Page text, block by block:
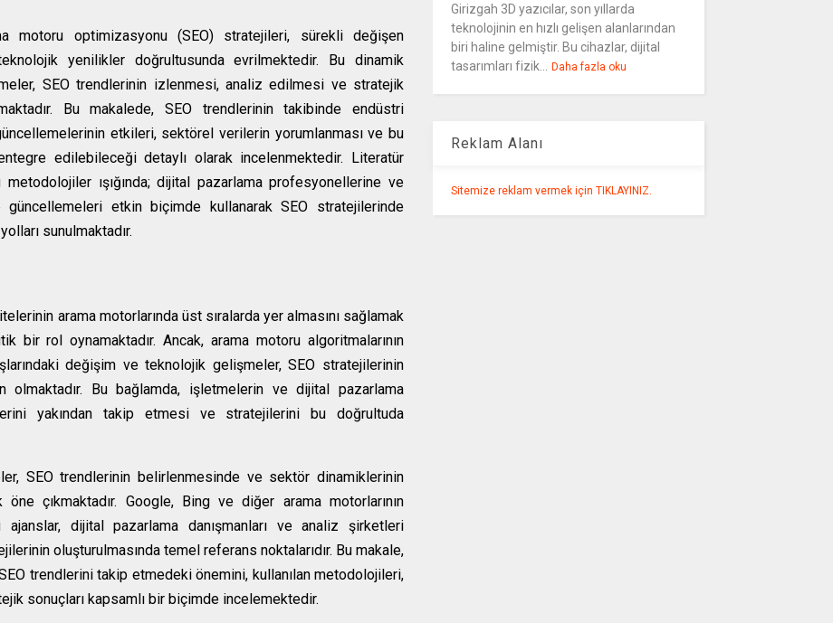
motoru optimizasyonu (SEO) stratejileri, sürekli değişen
yenilikler doğrultusunda evrilmektedir. Bu dinamik
SEO trendlerinin izlenmesi, analiz edilmesi ve stratejik
Bu makalede, SEO trendlerinin takibinde endüstri
güncellemelerinin etkileri, sektörel verilerin yorumlanması ve bu
edilebileceği detaylı olarak incelenmektedir. Literatür
metodolojiler ışığında; dijital pazarlama profesyonellerine ve
güncellemeleri etkin biçimde kullanarak SEO stratejilerinde
sunulmaktadır.
arama motorlarında üst sıralarda yer almasını sağlamak
bir rol oynamaktadır. Ancak, arama motoru algoritmalarının
değişim ve teknolojik gelişmeler, SEO stratejilerinin
olmaktadır. Bu bağlamda, işletmelerin ve dijital pazarlama
yakından takip etmesi ve stratejilerini bu doğrultuda
SEO trendlerinin belirlenmesinde ve sektör dinamiklerinin
öne çıkmaktadır. Google, Bing ve diğer arama motorlarının
dijital pazarlama danışmanları ve analiz şirketleri
oluşturulmasında temel referans noktalarıdır. Bu makale,
trendlerini takip etmedeki önemini, kullanılan metodolojileri,
sonuçları kapsamlı bir biçimde incelemektedir.
Girizgah 3D yazıcılar, son yıllarda
teknolojinin en hızlı gelişen alanlarından
biri haline gelmiştir. Bu cihazlar, dijital
tasarımları fizik...
Daha fazla oku
Reklam Alanı
Sitemize reklam vermek için TIKLAYINIZ.